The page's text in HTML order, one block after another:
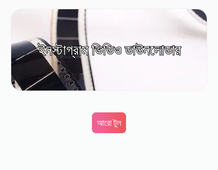
ইনস্টাগ্রাম ভিডিও ডাউনলোডার
আরো টুল